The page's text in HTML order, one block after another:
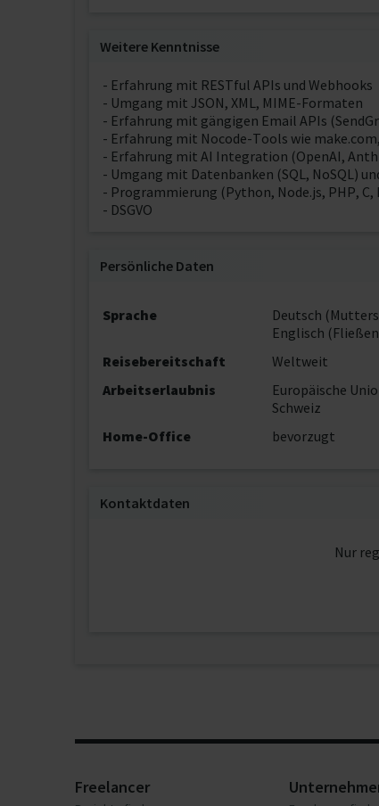
Weitere Kenntnisse
- Erfahrung mit RESTful APIs und Webhooks
- Umgang mit JSON, XML, MIME-Formaten
- Erfahrung mit gängigen Email APIs
- Erfahrung mit Nocode-Tools wie
- Erfahrung mit AI Integration (OpenAI,
- Umgang mit Datenbanken (SQL, NoSQL)
- Programmierung (Python, Node.js, PHP, C,
- DSGVO
Persönliche Daten
Sprache
Deutsch
Englisch
Reisebereitschaft
Weltweit
Arbeitserlaubnis
Europäische
Schweiz
Home-Office
bevorzugt
Kontaktdaten
Nur
Freelancer